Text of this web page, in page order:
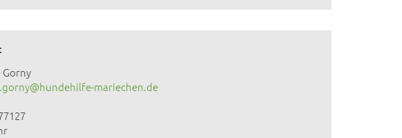
mariechen.de